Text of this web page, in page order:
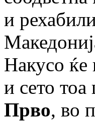
и
Накусо ќе
и сето
Прво, во